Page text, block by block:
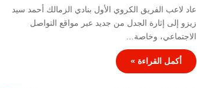
عاد لاعب الفريق الكروي الأول بنادي الزمالك أحمد سيد
زيزو إلى إثارة الجدل من جديد عبر مواقع التواصل
الاجتماعي، وخاصة…
أكمل القراءة »